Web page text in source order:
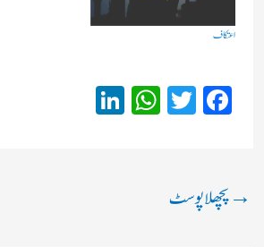
اعتکاف
Fa
ce
ok
T
wi
W
ha
→پچھلا پوسٹ